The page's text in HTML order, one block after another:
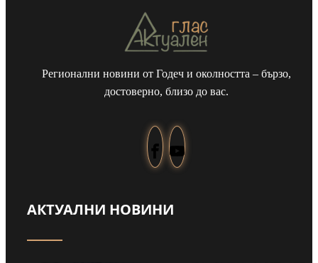
Регионални новини от Годеч и околността – бързо,
достоверно, близо до вас.
АКТУАЛНИ НОВИНИ
Забраниха